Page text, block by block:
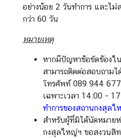
บ
ริ
ก
อย่างน้อย 2 วันทำการ และไม่
กว่า 60 วัน
หมายเหตุ
หากมีปัญหาข้อขัดข้องใ
สามารถติดต่อสอบถาม
โทรศัพท์ 089 944
เฉพาะเวลา 14:00 -
ทำการของสถานกงสุลใ
สำหรับผู้ที่มิได้นัดหมาย
กงสุลใหญ่ฯ ขอสงวนสิท